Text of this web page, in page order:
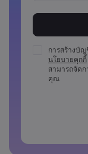
รหัสผ่านต้อ
รหัสผ่านต้อง
รหัสผ่านจะต้
ไม่สามารถ
การสร้างบั
นโยบายคุกกี้
สามารถจัด
คุณ